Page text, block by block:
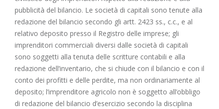
pubblicità del bilancio. Le società di capitali sono tenute alla
redazione del bilancio secondo gli artt. 2423 ss., c.c., e al
relativo deposito presso il Registro delle imprese; gli
imprenditori commerciali diversi dalle società di capitali
sono soggetti alla tenuta delle scritture contabili e alla
redazione dell’inventario, che si chiude con il bilancio e con il
conto dei profitti e delle perdite, ma non ordinariamente al
deposito; l’imprenditore agricolo non è soggetto all’obbligo
di redazione del bilancio d’esercizio secondo la disciplina